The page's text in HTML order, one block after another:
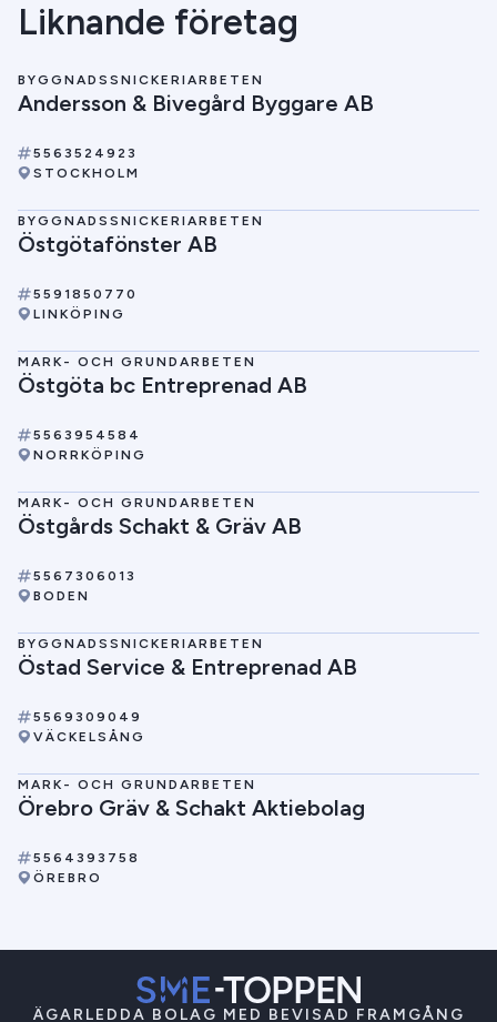
Liknande företag
BYGGNADSSNICKERIARBETEN
Andersson & Bivegård Byggare AB
5563524923
STOCKHOLM
BYGGNADSSNICKERIARBETEN
Östgötafönster AB
5591850770
LINKÖPING
MARK- OCH GRUNDARBETEN
Östgöta bc Entreprenad AB
5563954584
NORRKÖPING
MARK- OCH GRUNDARBETEN
Östgårds Schakt & Gräv AB
5567306013
BODEN
BYGGNADSSNICKERIARBETEN
Östad Service & Entreprenad AB
5569309049
VÄCKELSÅNG
MARK- OCH GRUNDARBETEN
Örebro Gräv & Schakt Aktiebolag
5564393758
ÖREBRO
ÄGARLEDDA BOLAG MED BEVISAD FRAMGÅNG